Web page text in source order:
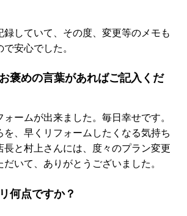
録していて、その度、変更等のメモも
安心でした。
褒めの言葉があればご記入くだ
ームが出来ました。毎日幸せです。
を、早くリフォームしたくなる気持ち
長と村上さんには、度々のプラン変更
いて、ありがとうございました。
何点ですか？